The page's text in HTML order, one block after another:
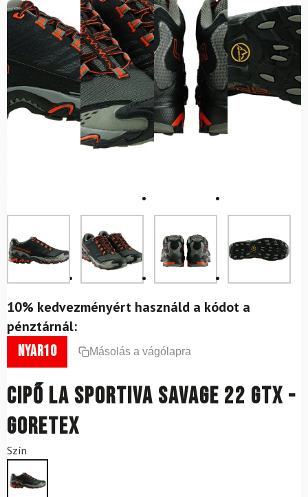
10% kedvezményért használd a kódot a
pénztárnál:
nyar10 Másolás a vágólapra
Cipő LA SPORTIVA Savage 22 GTX -
GoreTex
Szín